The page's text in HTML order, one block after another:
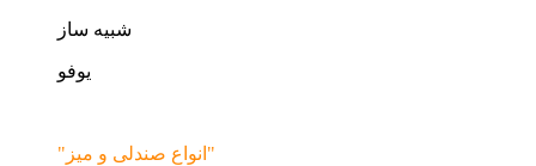
شبیه ساز
یوفو
"انواع صندلی و میز"